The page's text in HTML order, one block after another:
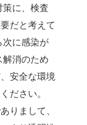
に、検査
だと考えて
に感染が
消のため
安全な環境
ださい。
りまして、